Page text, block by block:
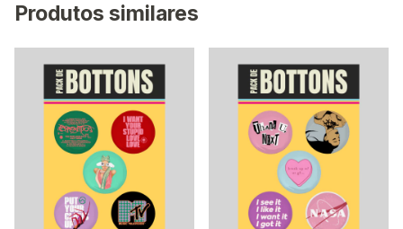
Produtos similares